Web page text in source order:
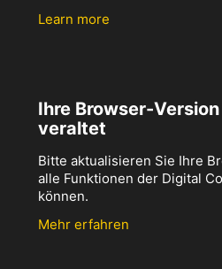
Learn more
Ihre Browser-
veraltet
Bitte aktualisieren Sie Ihre
alle Funktionen der Digital
können.
Mehr erfahren